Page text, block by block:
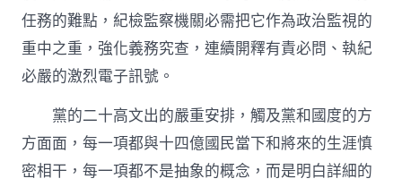
任務的難點，紀檢監察機關必需把它作為政治監視的
重中之重，強化義務究查，連續開釋有責必問、執紀
必嚴的激烈電子訊號。
黨的二十高文出的嚴重安排，觸及黨和國度的方
方面面，每一項都與十四億國民當下和將來的生涯慎
密相干，每一項都不是抽象的概念，而是明白詳細的